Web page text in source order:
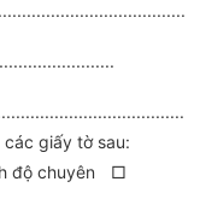
giấy tờ sau:
độ chuyên
□